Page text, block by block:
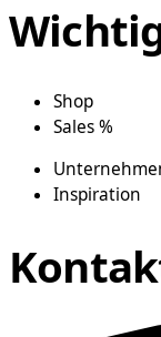
Shop
Sales %
Inspiration